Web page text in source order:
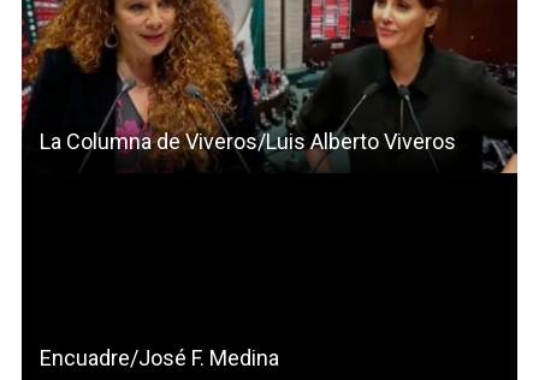
La Columna de Viveros/Luis Alberto Viveros
Encuadre/José F. Medina